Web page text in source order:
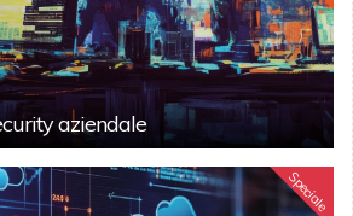
aziendale
Speciale